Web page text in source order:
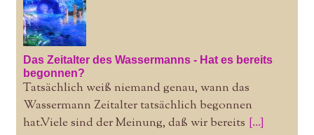
Das Zeitalter des Wassermanns - Hat es bereits
begonnen?
Tatsächlich weiß niemand genau, wann das
Wassermann Zeitalter tatsächlich begonnen
hat.Viele sind der Meinung, daß wir bereits [...]